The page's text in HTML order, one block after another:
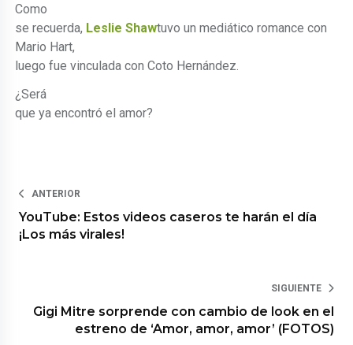
Como
se recuerda, Leslie Shawtuvo un mediático romance con
Mario Hart,
luego fue vinculada con Coto Hernández.
¿Será
que ya encontró el amor?
ANTERIOR
YouTube: Estos videos caseros te harán el día
¡Los más virales!
SIGUIENTE
Gigi Mitre sorprende con cambio de look en el
estreno de ‘Amor, amor, amor’ (FOTOS)